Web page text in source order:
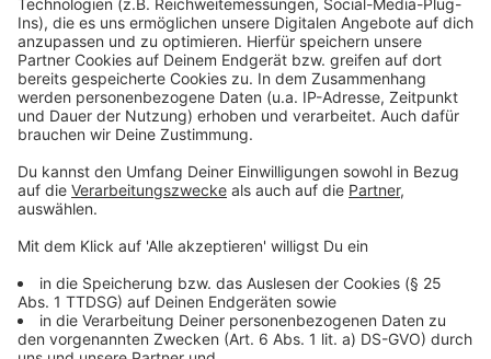
hat sich NRW darauf eingelassen hat, dass an den
Schulen dann auch der Wechselunterricht eingeführt
werden kann. Also dass ein Teil der Schüler zu Hause
und ein anderer in der Schule unterrichtet wird. Das gilt
dann aber nur ab der 8. Klasse und auch nicht für das
betroffene Schule.
Start Anfang Dezember
Anzeige